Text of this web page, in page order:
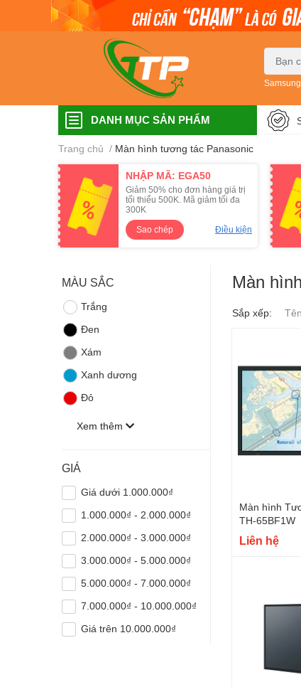
Samsung
DANH MỤC SẢN PHẨM
Trang chủ / Màn hình tương tác Panasonic
NHẬP MÃ: EGA50
Giảm 50% cho đơn hàng giá trị
tối thiểu 500K. Mã giảm tối đa
300K
Sao chép
Điều kiện
MÀU SẮC
Trắng
Đen
Xám
Xanh dương
Đỏ
Xem thêm
GIÁ
Giá dưới 1.000.000₫
1.000.000₫ - 2.000.000₫
2.000.000₫ - 3.000.000₫
3.000.000₫ - 5.000.000₫
5.000.000₫ - 7.000.000₫
7.000.000₫ - 10.000.000₫
Giá trên 10.000.000₫
Màn
Sắp xếp:
Màn hình
TH-65BF1W
Liên hệ